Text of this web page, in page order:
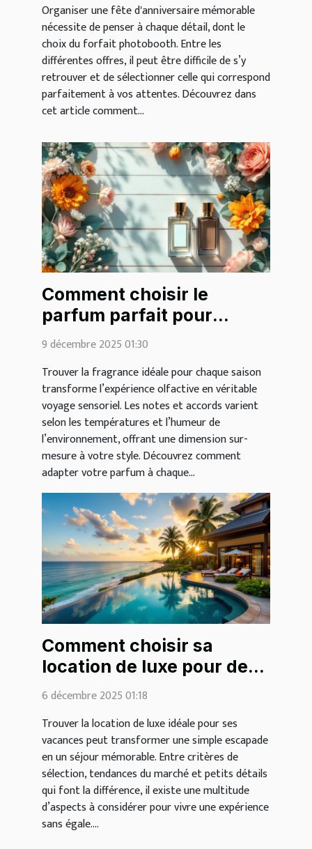
Organiser une fête d'anniversaire mémorable
nécessite de penser à chaque détail, dont le
choix du forfait photobooth. Entre les
différentes offres, il peut être difficile de s’y
retrouver et de sélectionner celle qui correspond
parfaitement à vos attentes. Découvrez dans
cet article comment...
Comment choisir le
parfum parfait pour
chaque saison ?
9 décembre 2025 01:30
Trouver la fragrance idéale pour chaque saison
transforme l’expérience olfactive en véritable
voyage sensoriel. Les notes et accords varient
selon les températures et l’humeur de
l’environnement, offrant une dimension sur-
mesure à votre style. Découvrez comment
adapter votre parfum à chaque...
Comment choisir sa
location de luxe pour des
vacances inoubliables ?
6 décembre 2025 01:18
Trouver la location de luxe idéale pour ses
vacances peut transformer une simple escapade
en un séjour mémorable. Entre critères de
sélection, tendances du marché et petits détails
qui font la différence, il existe une multitude
d’aspects à considérer pour vivre une expérience
sans égale....